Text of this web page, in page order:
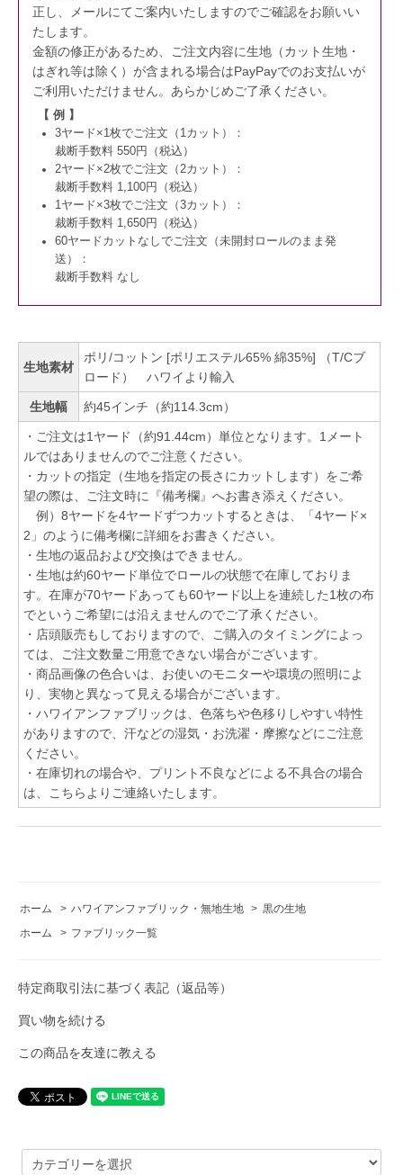
正し、メールにてご案内いたしますのでご確認をお願いい
たします。
金額の修正があるため、ご注文内容に生地（カット生地・
はぎれ等は除く）が含まれる場合はPayPayでのお支払いが
ご利用いただけません。 あらかじめご了承ください。
【 例 】
3ヤード×1枚でご注文（1カット）：
裁断手数料 550円（税込）
2ヤード×2枚でご注文（2カット）：
裁断手数料 1,100円（税込）
1ヤード×3枚でご注文（3カット）：
裁断手数料 1,650円（税込）
60ヤードカットなしでご注文（未開封ロールのまま発
送）：
裁断手数料 なし
生地素材
ポリ/コットン [ポリエステル65% 綿35%] （T/Cブ
ロード） ハワイより輸入
生地幅 約45インチ（約114.3cm）
・ご注文は1ヤード（約91.44cm）単位となります。1メート
ルではありませんのでご注意ください。
・カットの指定（生地を指定の長さにカットします）をご希
望の際は、ご注文時に『備考欄』へお書き添えください。
例）8ヤードを4ヤードずつカットするときは、「4ヤード×
2」のように備考欄に詳細をお書きください。
・生地の返品および交換はできません。
・生地は約60ヤード単位でロールの状態で在庫しておりま
す。在庫が70ヤードあっても60ヤード以上を連続した1枚の布
でというご希望には沿えませんのでご了承ください。
・店頭販売もしておりますので、ご購入のタイミングによっ
ては、ご注文数量ご用意できない場合がございます。
・商品画像の色合いは、お使いのモニターや環境の照明によ
り、実物と異なって見える場合がございます。
・ハワイアンファブリックは、色落ちや色移りしやすい特性
がありますので、汗などの湿気・お洗濯・摩擦などにご注意
ください。
・在庫切れの場合や、プリント不良などによる不具合の場合
は、こちらよりご連絡いたします。
ホーム > ハワイアンファブリック・無地生地 > 黒の生地
ホーム
> ファブリック一覧
特定商取引法に基づく表記（返品等）
買い物を続ける
この商品を友達に教える